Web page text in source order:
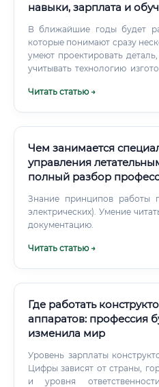
навыки, зарплата и
В ближайшие годы будет
которые понимают сразу
умеют проектировать
учитывать технологию
Читать статью →
Чем занимается
управления
полный разбор
Знание принципов работы
электрических). Умение
документацию.
Читать статью →
Где работать
аппаратов: профессия
изменила мир
Уровень зарплаты
Цифры зависят от страны,
и уровня